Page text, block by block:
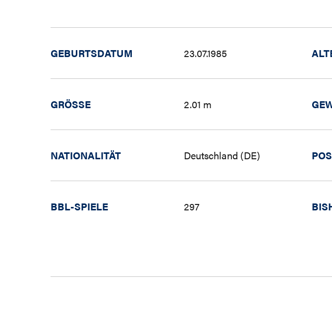
GEBURTSDATUM 23.07.1985
GRÖSSE 2.01 m
NATIONALITÄT Deutschland (DE)
BBL-SPIELE 297